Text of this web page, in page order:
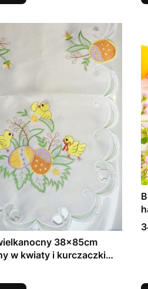
38x85cm
w kwiaty i kurczaczki
i żółty